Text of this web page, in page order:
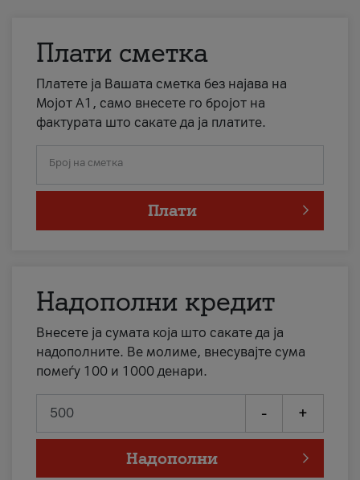
Плати сметка
Платете ја Вашата сметка без најава на
Мојот А1, само внесете го бројот на
фактурата што сакате да ја платите.
Број на сметка
Плати
Надополни кредит
Внесете ја сумата која што сакате да ја
надополните. Ве молиме, внесувајте сума
помеѓу 100 и 1000 денари.
- +
Надополни